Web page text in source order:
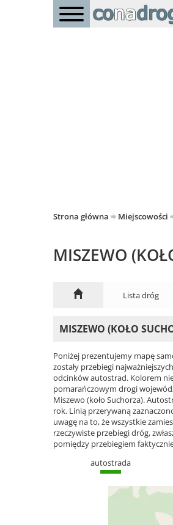
Strona główna Miejscowości
MISZEWO
Lista dróg
MISZEWO (KOŁO
Poniżej prezentujemy mapę
zostały przebiegi
odcinków autostrad. Kolorem
pomarańczowym drogi
Miszewo (koło Suchorza).
rok. Linią przerywaną
uwagę na to, że wszystkie
rzeczywiste przebiegi dróg,
pomiędzy przebiegiem
autostrada